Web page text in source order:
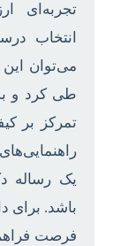
تجربه‌ای
انتخاب
می‌توان
طی کرد و
تمرکز بر
یک رساله
باشد. برای
فرصت